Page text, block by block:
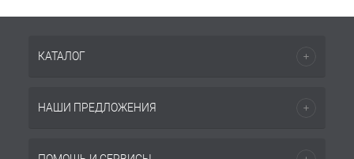
КАТАЛОГ
НАШИ ПРЕДЛОЖЕНИЯ